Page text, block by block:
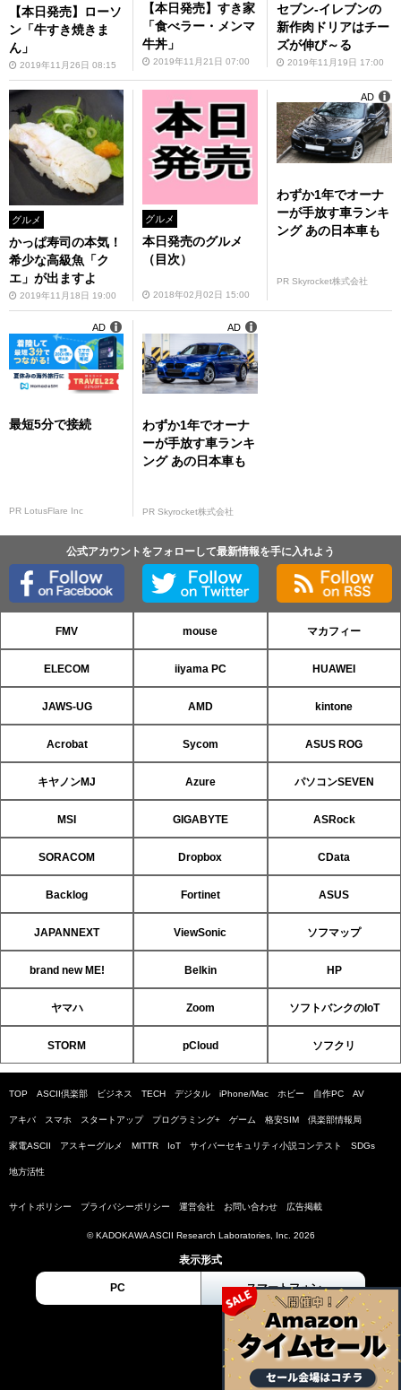
【本日発売】ローソ
ン「牛すき焼きま
ん」
2019年11月26日 08:15
【本日発売】すき家
「食べラー・メンマ
牛丼」
2019年11月21日 07:00
セブン-イレブンの
新作肉ドリアはチー
ズが伸び～る
2019年11月19日 17:00
グルメ
かっぱ寿司の本気！
希少な高級魚「ク
エ」が出ますよ
2019年11月18日 19:00
グルメ
本日発売のグルメ
（目次）
2018年02月02日 15:00
わずか1年でオーナ
ーが手放す車ランキ
ング あの日本車も
PR Skyrocket株式会社
AD
最短5分で接続
PR LotusFlare Inc
AD
わずか1年でオーナ
ーが手放す車ランキ
ング あの日本車も
PR Skyrocket株式会社
AD
公式アカウントをフォローして最新情報を手に入れよう
FMV mouse マカフィー
ELECOM iiyama PC HUAWEI
JAWS-UG AMD kintone
Acrobat Sycom ASUS ROG
キヤノンMJ Azure パソコンSEVEN
MSI GIGABYTE ASRock
SORACOM Dropbox CData
Backlog Fortinet ASUS
JAPANNEXT ViewSonic ソフマップ
brand new ME! Belkin HP
ヤマハ Zoom ソフトバンクのIoT
STORM pCloud ソフクリ
TOP ASCII倶楽部 ビジネス TECH デジタル iPhone/Mac ホビー 自作PC AV
アキバ スマホ スタートアップ プログラミング+ ゲーム 格安SIM 倶楽部情報局
家電ASCII アスキーグルメ MITTR IoT サイバーセキュリティ小説コンテスト SDGs
地方活性
サイトポリシー プライバシーポリシー 運営会社 お問い合わせ 広告掲載
© KADOKAWA ASCII Research Laboratories, Inc. 2026
表示形式
PC スマートフォン